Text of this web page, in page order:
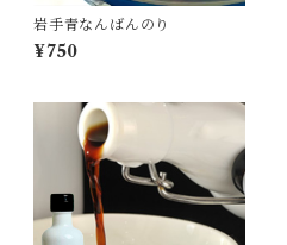
岩手青なんばんのり
¥750